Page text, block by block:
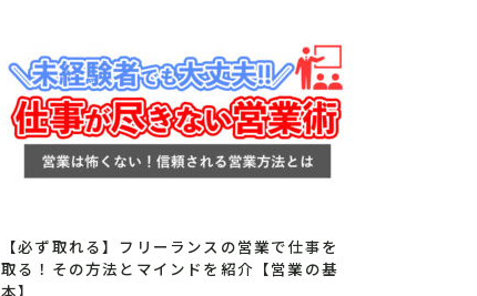
【必ず取れる】フリーランスの営業で仕事を
取る！その方法とマインドを紹介【営業の基
本】